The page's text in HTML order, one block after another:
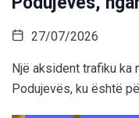
27/07/2026
Një aksident trafiku ka
Podujevës, ku është